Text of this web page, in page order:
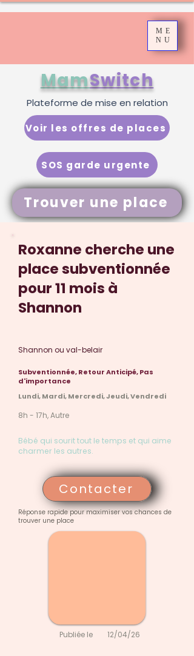
ME
NU
Trouver une place
MamSwitch
SOS garde urgente
Voir les offres de places
Plateforme de mise en relation
Roxanne cherche une
place subventionnée
pour 11 mois à
Shannon
Shannon ou val-belair
Subventionnée, Retour Anticipé, Pas
d'importance
Lundi, Mardi, Mercredi, Jeudi, Vendredi
8h - 17h, Autre
Bébé qui sourit tout le temps et qui aime
charmer les autres.
Contacter
Réponse rapide pour maximiser vos chances de
trouver une place
Publiée le 12/04/26